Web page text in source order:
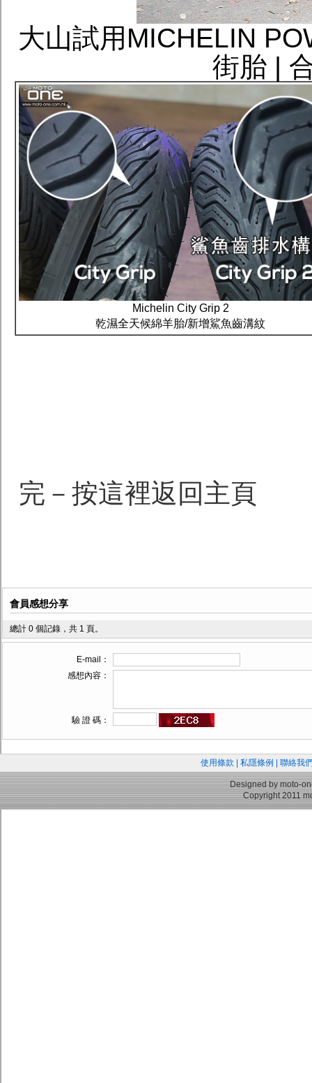
大山試用MICHELIN
街胎 |
Michelin City Grip 2
乾濕全天候綿羊胎/新增鯊魚齒溝紋
完－按這裡返回主頁
會員感想分享
總計 0 個記錄，共 1 頁。
E-mail：
感想內容：
驗 證 碼：
使用條款 私隱條例 聯絡我
Designed by moto-
Copyright 2011